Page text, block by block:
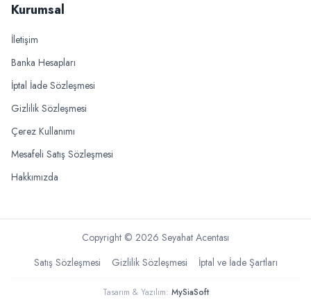
Kurumsal
İletişim
Banka Hesapları
İptal İade Sözleşmesi
Gizlilik Sözleşmesi
Çerez Kullanımı
Mesafeli Satış Sözleşmesi
Hakkımızda
Copyright © 2026 Seyahat Acentası
Satış Sözleşmesi
Gizlilik Sözleşmesi İptal ve İade Şartları
Tasarım & Yazılım: MySiaSoft